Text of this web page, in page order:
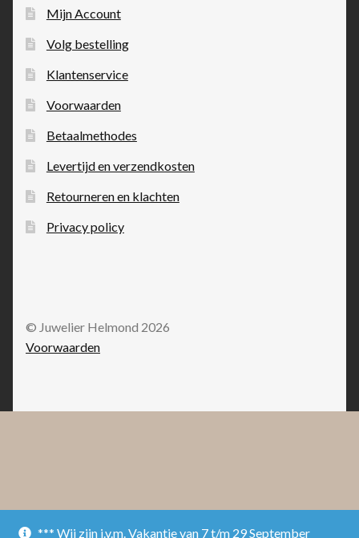
*** Wij zijn i.v.m. Vakantie van 7 t/m 29 September
Mijn Account
Volg bestelling
Klantenservice
Voorwaarden
Betaalmethodes
Levertijd en verzendkosten
Retourneren en klachten
Privacy policy
© Juwelier Helmond 2026
Voorwaarden